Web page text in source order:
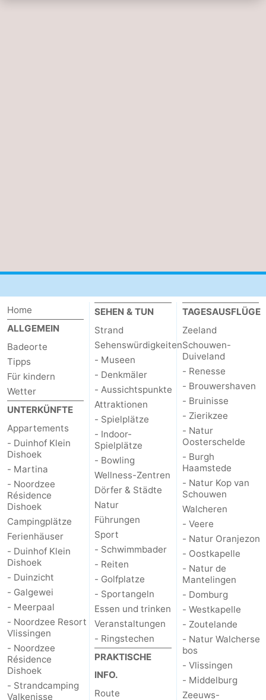
Home
ALLGEMEIN
Badeorte
Tipps
Für kindern
Wetter
UNTERKÜNFTE
Appartements
- Duinhof Klein
Dishoek
- Martina
- Noordzee
Résidence
Dishoek
Campingplätze
Ferienhäuser
- Duinhof Klein
Dishoek
- Duinzicht
- Galgewei
- Meerpaal
- Noordzee Resort
Vlissingen
- Noordzee
Résidence
Dishoek
- Strandcamping
Valkenisse
SEHEN & TUN
Strand
Sehenswürdigkeiten
- Museen
- Denkmäler
- Aussichtspunkte
Attraktionen
- Spielplätze
- Indoor-
Spielplätze
- Bowling
Wellness-Zentren
Dörfer & Städte
Natur
Führungen
Sport
- Schwimmbader
- Reiten
- Golfplatze
- Sportangeln
Essen und trinken
Veranstaltungen
- Ringstechen
PRAKTISCHE
INFO.
Route
TAGESAUSFLÜGE
Zeeland
Schouwen-
Duiveland
- Renesse
- Brouwershaven
- Bruinisse
- Zierikzee
- Natur
Oosterschelde
- Burgh
Haamstede
- Natur Kop van
Schouwen
Walcheren
- Veere
- Natur Oranjezon
- Oostkapelle
- Natur de
Mantelingen
- Domburg
- Westkapelle
- Zoutelande
- Natur Walcherse
bos
- Vlissingen
- Middelburg
Zeeuws-